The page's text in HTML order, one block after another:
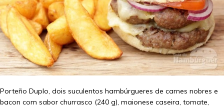
Porteño Duplo, dois suculentos hambúrgueres de carnes nobres e
bacon com sabor churrasco (240 g), maionese caseira, tomate,